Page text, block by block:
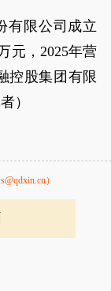
有限公司成立
元，2025年营
控股集团有限
）
）